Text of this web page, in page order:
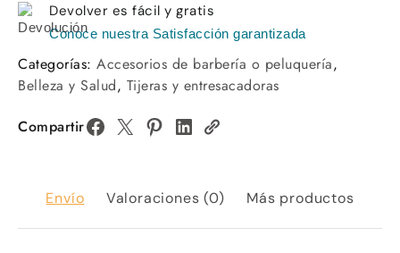
Devolver es fácil y gratis
Conoce nuestra Satisfacción garantizada
Categorías: Accesorios de barbería o peluquería,
Belleza y Salud, Tijeras y entresacadoras
Compartir
Envío Valoraciones (0) Más productos